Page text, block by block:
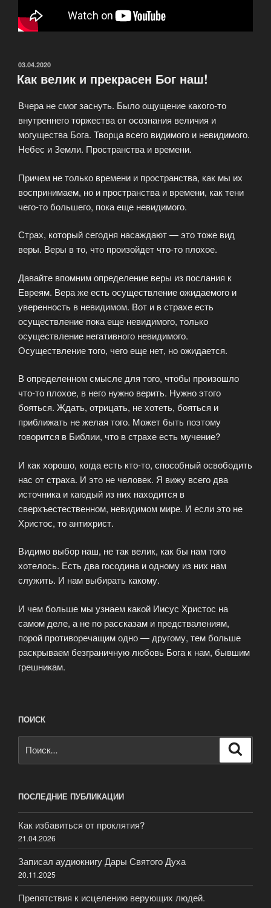
ОПУБЛИКОВАНО
03.04.2020
Как велик и прекрасен Бог наш!
Вчера не смог заснуть. Было ощущение какого-то
внутреннего торжества от осознания величия и
могущества Бога. Творца всего видимого и невидимого.
Небес и Земли. Пространства и времени.
Причем не только времени и пространства, как мы их
воспринимаем, но и пространства и времени, как тени
чего-то большего, пока еще невидимого.
Страх, который сегодня насаждают — это тоже вид
веры. Веры в то, что произойдет что-то плохое.
Давайте впомним определение веры из послания к
Евреям. Вера же есть осуществление ожидаемого и
уверенность в невидимом. Вот и в страхе есть
осуществление пока еще невидимого, только
осуществление негативного невидимого.
Осуществление того, чего еще нет, но ожидается.
В определенном смысле для того, чтобы произошло
что-то плохое, в него нужно верить. Нужно этого
бояться. Ждать, отрицать, не хотеть, бояться и
приближать не желая того. Может быть поэтому
говорится в Библии, что в страхе есть мучение?
И как хорошо, когда есть кто-то, способный освободить
нас от страха. И это не человек. Я вижу всего два
источника и каюдый из них находится в
сверхъестественном, невидимом мире. И если это не
Христос, то антихрист.
Видимо выбор наш, не так велик, как бы нам того
хотелось. Есть два госодина и одному из них нам
служить. И нам выбирать какому.
И чем больше мы узнаем какой Иисус Христос на
самом деле, а не по рассказам и предствалениям,
порой противоречащим одно — другому, тем больше
раскрываем безграничную любовь Бога к нам, бывшим
грешникам.
ПОИСК
ПОСЛЕДНИЕ ПУБЛИКАЦИИ
Как избавиться от проклятия?
21.04.2026
Записал аудиокнигу Дары Святого Духа
20.11.2025
Препятствия к исцелению верующих людей.